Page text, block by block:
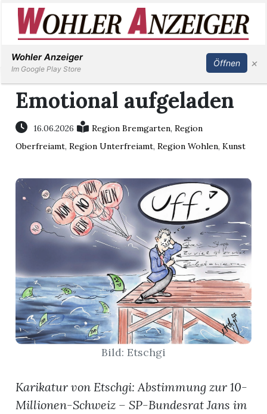
Immobilien
Veranstaltungen
Stellen
Paper
App
Inserieren Abonnieren Anmelden
Emotional aufgeladen
16.06.2026 Region Bremgarten,Region
Oberfreiamt,Region Unterfreiamt,Region Wohlen,Kunst
Bild: Etschgi
Karikatur von Etschgi: Abstimmung zur 10-
Millionen-Schweiz – SP-Bundesrat Jans im
Wohler Anzeiger
Im Google Play Store
Öffnen ×